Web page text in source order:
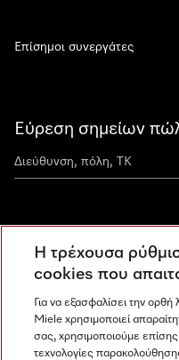
Εύρεση σημείων
Ανακαλύψτε τα Miele
Newsletter
Επίσημοι συνεργάτες
Η τρέχουσα
cookies που
Για να εξασφαλίσει την ορθή
Miele χρησιμοποιεί
σας, χρησιμοποιούμε
τεχνολογίες